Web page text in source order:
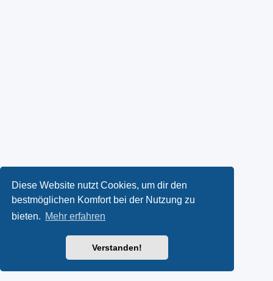
Diese Website nutzt Cookies, um dir den
bestmöglichen Komfort bei der Nutzung zu
bieten. Mehr erfahren
Verstanden!